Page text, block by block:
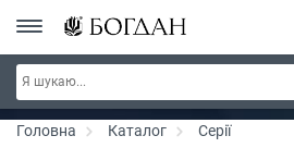
РОЗПРОДАЖ ~ 150 грн ~ 200 грн ~ 250 грн ~
300 грн ~ РОЗПРОДАЖ
Головна Каталог Серії